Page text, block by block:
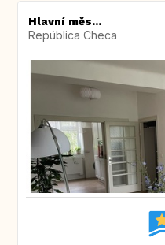
Hlavní měs...
República Checa